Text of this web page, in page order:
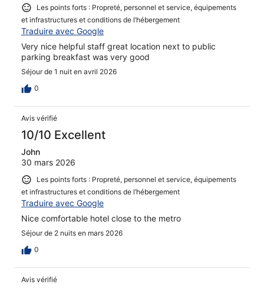
Les points forts : Propreté, personnel et service, équipements
et infrastructures et conditions de l’hébergement
Traduire avec Google
Very nice helpful staff great location next to public
parking breakfast was very good
Séjour de 1 nuit en avril 2026
0
Avis vérifié
10/10 Excellent
John
30 mars 2026
Les points forts : Propreté, personnel et service, équipements
et infrastructures et conditions de l’hébergement
Traduire avec Google
Nice comfortable hotel close to the metro
Séjour de 2 nuits en mars 2026
0
Avis vérifié